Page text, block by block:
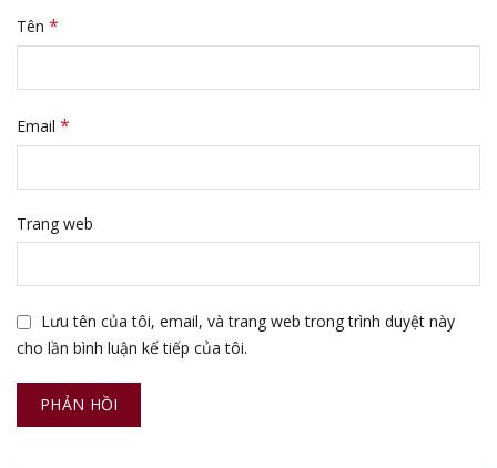
Tên *
Email *
Trang web
Lưu tên của tôi, email, và trang web trong trình duyệt này
cho lần bình luận kế tiếp của tôi.